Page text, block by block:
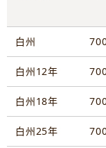
白州
白州12年
白州18年
白州25年